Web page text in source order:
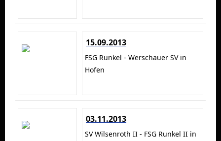
15.09.2013
FSG Runkel - Werschauer SV in
Hofen
03.11.2013
SV Wilsenroth II - FSG Runkel II in